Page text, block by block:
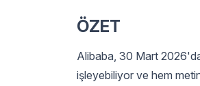
ÖZET
Alibaba, 30 Mart
işleyebiliyor ve hem